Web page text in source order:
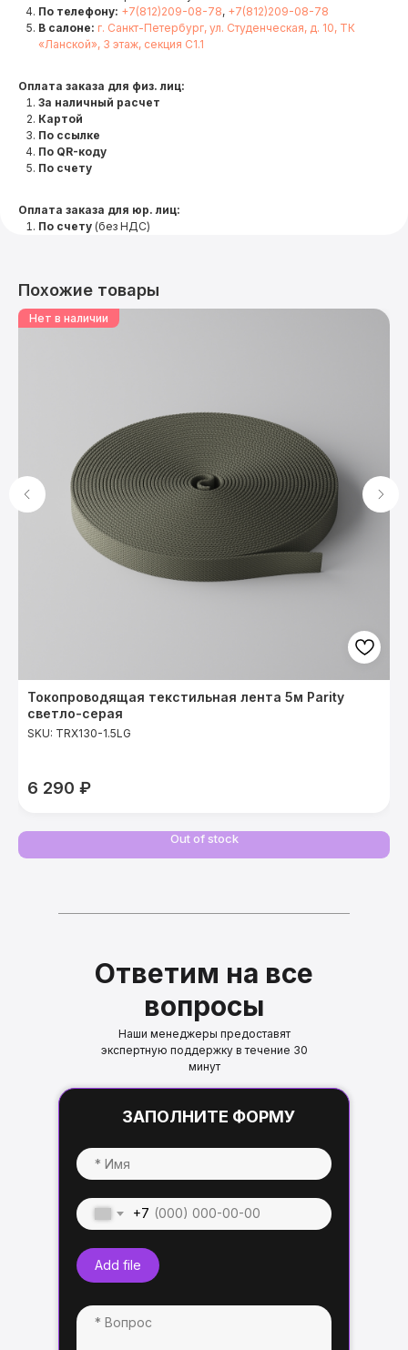
По телефону: +7(812)209-08-78, +7(812)209-08-78
В салоне: г. Санкт-Петербург, ул. Студенческая, д. 10, ТК
«Ланской», 3 этаж, секция С1.1
Оплата заказа для физ. лиц:
За наличный расчет
Картой
По ссылке
По QR-коду
По счету
Оплата заказа для юр. лиц:
По счету (без НДС)
Похожие товары
Токопроводящая текстильная лента 5м Parity
светло-серая
SKU: TRX130-1.5LG
6 290 ₽
Out of stock
Наши менеджеры предоставят
экспертную поддержку в течение 30
минут
Ответим на все
вопросы
ЗАПОЛНИТЕ ФОРМУ
+7
Add file